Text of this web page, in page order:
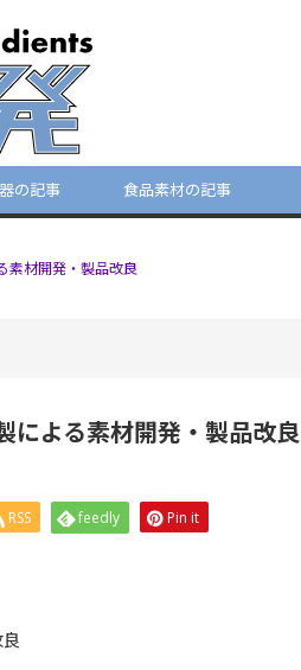
の記事 食品素材の記事
素材開発・製品改良
よる素材開発・製品改良
RSS feedly Pin it